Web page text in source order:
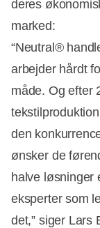
deres
marked:
“Neutral®
arbejder hårdt
måde. Og efter
den
ønsker de
halve løsninger
eksperter som
det,” siger Lars